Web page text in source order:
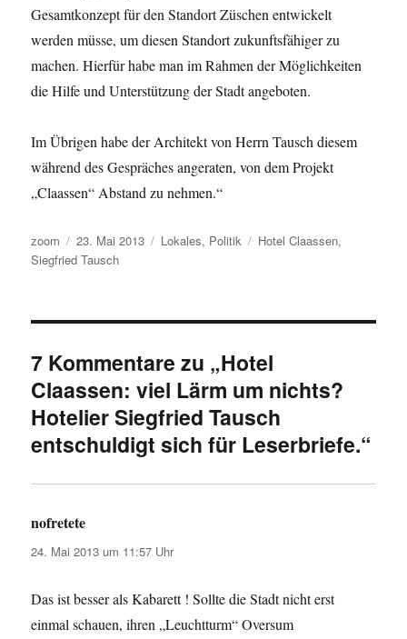
Gesamtkonzept für den Standort Züschen entwickelt
werden müsse, um diesen Standort zukunftsfähiger zu
machen. Hierfür habe man im Rahmen der Möglichkeiten
die Hilfe und Unterstützung der Stadt angeboten.
Im Übrigen habe der Architekt von Herrn Tausch diesem
während des Gespräches angeraten, von dem Projekt
„Claassen“ Abstand zu nehmen.“
Autor
zoom
Veröffentlicht
am
23. Mai 2013 Kategorien
Lokales, Politik Schlagwörter
Hotel Claassen,
Siegfried Tausch
7 Kommentare zu „Hotel
Claassen: viel Lärm um nichts?
Hotelier Siegfried Tausch
entschuldigt sich für Leserbriefe.“
nofretete
24. Mai 2013 um 11:57 Uhr
Das ist besser als Kabarett ! Sollte die Stadt nicht erst
einmal schauen, ihren „Leuchtturm“ Oversum